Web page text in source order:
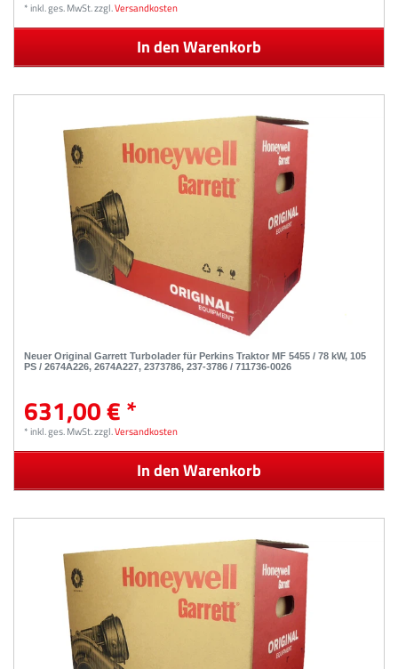
*inkl. ges. MwSt.zzgl.Versandkosten
In den Warenkorb
Neuer Original Garrett Turbolader für Perkins Traktor MF 5455 / 78 kW, 105
PS / 2674A226, 2674A227, 2373786, 237-3786 / 711736-0026
631,00 € *
*inkl. ges. MwSt.zzgl.Versandkosten
In den Warenkorb